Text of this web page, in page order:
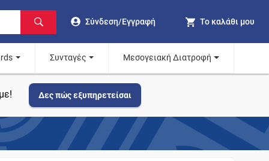
Σύνδεση/Εγγραφή Το καλάθι μου
Συνταγές Μεσογειακή Διατροφή
Δες πώς εξυπηρετείσαι